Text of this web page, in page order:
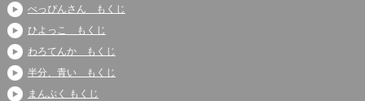
べっぴんさん もくじ
ひよっこ もくじ
わろてんか もくじ
半分、青い もくじ
まんぷく もくじ